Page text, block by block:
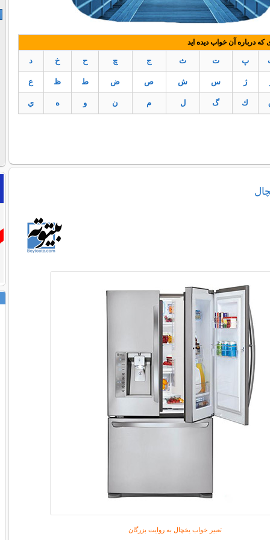
درباره آن خواب دیده اید
پ ت ث ج چ ح خ د
ژ س ش ص ض ط ظ ع
ك گ ل م ن و ه ي
تعبیر خواب یخچال به روایت بزرگان